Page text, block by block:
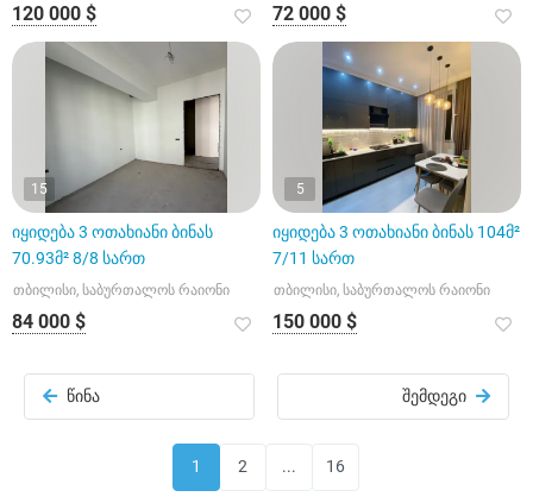
120 000 $ 72 000 $
15
იყიდება 3 ოთახიანი ბინას
70.93მ² 8/8 სართ
თბილისი, საბურთალოს რაიონი
84 000 $
5
იყიდება 3 ოთახიანი ბინას 104მ²
7/11 სართ
თბილისი, საბურთალოს რაიონი
150 000 $
წინა შემდეგი
1 2 ... 16